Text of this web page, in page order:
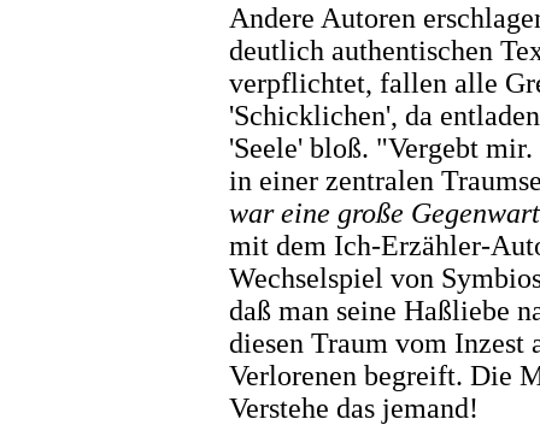
Andere Autoren
deutlich authentischen
verpflichtet, fallen alle
'Schicklichen', da
'Seele' bloß. "Vergebt
in einer zentralen
war eine große Gegenwart
mit dem Ich-Erzähler-
Wechselspiel von
daß man seine Haßliebe
diesen Traum vom Inzest
Verlorenen begreift. Die
Verstehe das jemand!